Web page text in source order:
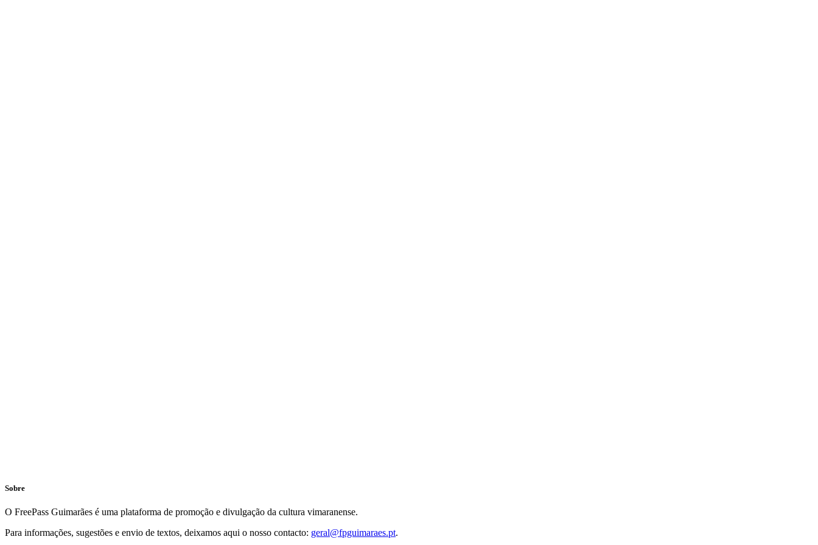
Sobre
O FreePass Guimarães é uma plataforma de promoção e divulgação da cultura vimaranense.
Para informações, sugestões e envio de textos, deixamos aqui o nosso contacto: geral@fpguimaraes.pt.